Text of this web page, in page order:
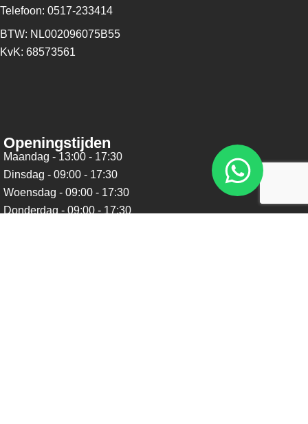
Telefoon: 0517-233414
BTW: NL002096075B55
KvK: 68573561
Openingstijden
Maandag - 13:00 - 17:30
Dinsdag - 09:00 - 17:30
Woensdag - 09:00 - 17:30
Donderdag - 09:00 - 17:30